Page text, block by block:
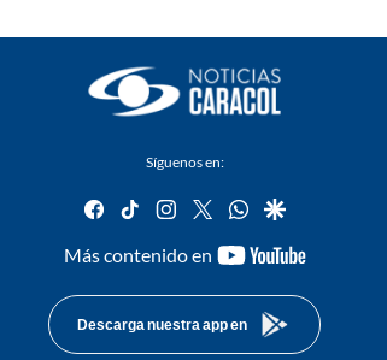
Síguenos en:
facebook
tiktok instagram
twitterwhatsapp
google
Más contenido en
youtube-
Descarga nuestra app en